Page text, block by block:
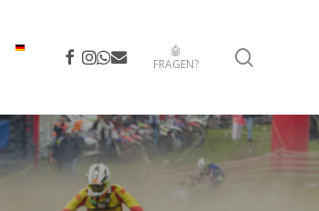
facebook
instagram
whatsapp
email
🤖
FRAGEN?